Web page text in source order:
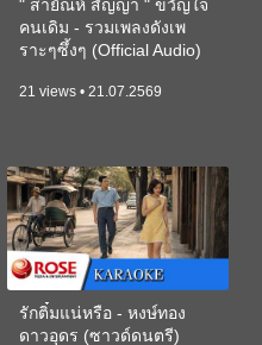
" สายัณห์ สัญญา " ขวัญใจ
คนเดิม - รวมเพลงดังเพ
ราะๆซึ้งๆ (Official Audio)
21 views • 21.07.2569
รักติ๋มแน่หรือ - หงษ์ทอง
ดาวอุดร (ซาวด์ดนตรี)